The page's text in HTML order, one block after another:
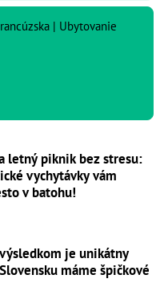
| Ubytovanie
letný piknik bez stresu:
vychytávky vám
v batohu!
je unikátny
máme špičkové